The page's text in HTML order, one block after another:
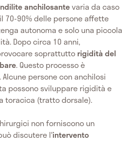
anchilosantevaria da caso
70-90% delle persone affette
autonoma e solo una piccola
Dopo circa 10 anni,
soprattutto rigidità del
. Questo processo è
. Alcune persone con anchilosi
possono sviluppare rigidità e
toracica (tratto dorsale).
non forniscono un
discutere l'intervento